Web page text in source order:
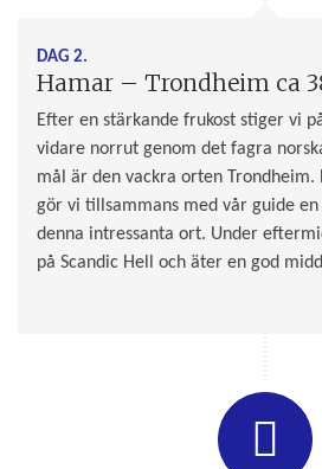
DAG 2.
Hamar – Trondheim ca
Efter en stärkande frukost stiger vi
vidare norrut genom det fagra
mål är den vackra orten Trondheim.
gör vi tillsammans med vår guide
denna intressanta ort. Under
på Scandic Hell och äter en god